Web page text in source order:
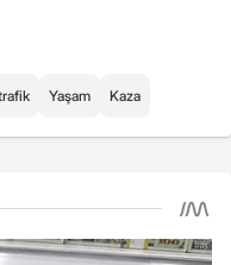
Yaşam Kaza